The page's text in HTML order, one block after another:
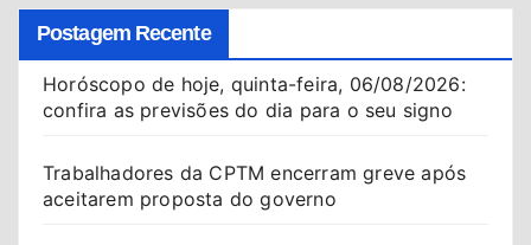
Postagem Recente
Horóscopo de hoje, quinta-feira, 06/08/2026:
confira as previsões do dia para o seu signo
Trabalhadores da CPTM encerram greve após
aceitarem proposta do governo